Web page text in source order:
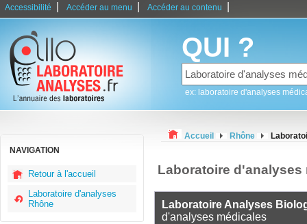
Accessibilité Accéder au menu Accéder au contenu
QUI ?
ex: laboratoire d'analyses
NAVIGATION
Retour à l'accueil
Laboratoire d'analyses
Rhône
Accueil Rhône
Laboratoire d'analyses
Laboratoire Analyses
d'analyses médicales